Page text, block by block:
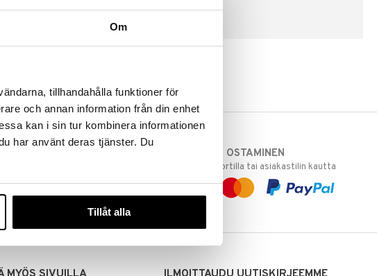
Om
tillhandahålla funktioner för
och annan information från din enhet
kan i sin tur kombinera informationen
har använt deras tjänster. Du
Tillåt alla
teet löytöjä sivuillamme.
TURVALLINEN OSTAMINEN
laskulla, pankkikortilla tai asiakastilin kautta